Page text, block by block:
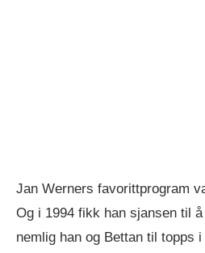
Jan Werners favorittprogram
Og i 1994 fikk han sjansen til
nemlig han og Bettan til topps